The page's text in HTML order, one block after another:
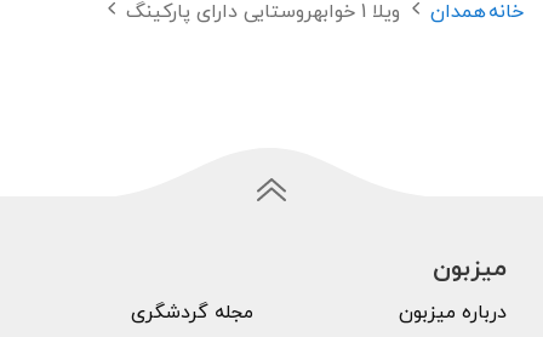
خانههمدان ویلا 1 خوابهروستایی دارای پارکینگ
میزبون
درباره میزبون
مجله گردشگری